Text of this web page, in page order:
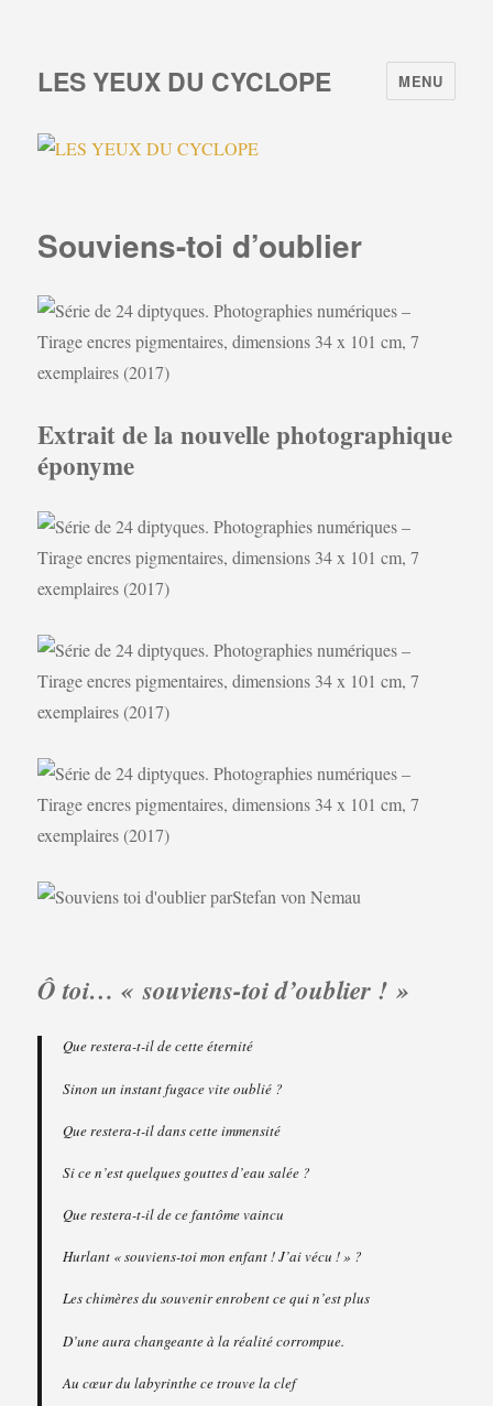
LES YEUX DU CYCLOPE MENU
Souviens-toi d’oublier
Extrait de la nouvelle photographique
éponyme
Ô toi… « souviens-toi d’oublier ! »
Que restera-t-il de cette éternité
Sinon un instant fugace vite oublié ?
Que restera-t-il dans cette immensité
Si ce n’est quelques gouttes d’eau salée ?
Que restera-t-il de ce fantôme vaincu
Hurlant « souviens-toi mon enfant ! J’ai vécu ! » ?
Les chimères du souvenir enrobent ce qui n’est plus
D’une aura changeante à la réalité corrompue.
Au cœur du labyrinthe ce trouve la clef